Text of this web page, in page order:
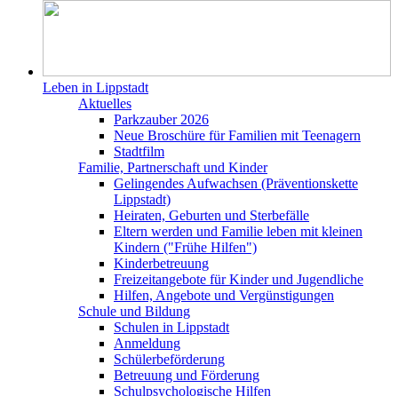
Leben in Lippstadt
Aktuelles
Parkzauber 2026
Neue Broschüre für Familien mit Teenagern
Stadtfilm
Familie, Partnerschaft und Kinder
Gelingendes Aufwachsen (Präventionskette
Lippstadt)
Heiraten, Geburten und Sterbefälle
Eltern werden und Familie leben mit kleinen
Kindern ("Frühe Hilfen")
Kinderbetreuung
Freizeitangebote für Kinder und Jugendliche
Hilfen, Angebote und Vergünstigungen
Schule und Bildung
Schulen in Lippstadt
Anmeldung
Schülerbeförderung
Betreuung und Förderung
Schulpsychologische Hilfen